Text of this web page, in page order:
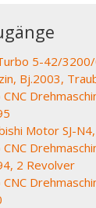
5-42/
Bj.2003,
CNC
Motor SJ-
2 Revolver
CNC